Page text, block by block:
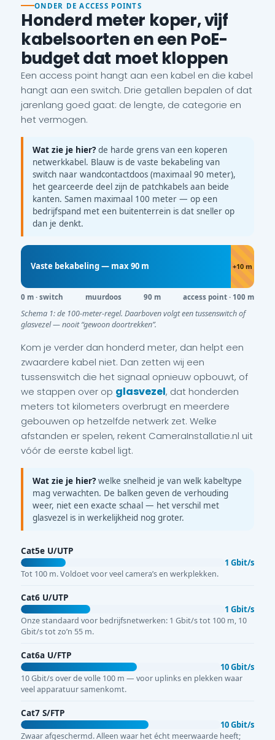
ONDER DE ACCESS POINTS
Honderd meter koper, vijf
kabelsoorten en een PoE-
budget dat moet kloppen
Een access point hangt aan een kabel en die kabel
hangt aan een switch. Drie getallen bepalen of dat
jarenlang goed gaat: de lengte, de categorie en
het vermogen.
Wat zie je hier? de harde grens van een koperen
netwerkkabel. Blauw is de vaste bekabeling van
switch naar wandcontactdoos (maximaal 90 meter),
het gearceerde deel zijn de patchkabels aan beide
kanten. Samen maximaal 100 meter — op een
bedrijfspand met een buitenterrein is dat sneller op
dan je denkt.
Vaste bekabeling — max 90 m +10 m
0 m · switch muurdoos 90 m access point · 100 m
Schema 1: de 100-meter-regel. Daarboven volgt een tussenswitch of
glasvezel — nooit “gewoon doortrekken”.
Kom je verder dan honderd meter, dan helpt een
zwaardere kabel niet. Dan zetten wij een
tussenswitch die het signaal opnieuw opbouwt, of
we stappen over op glasvezel, dat honderden
meters tot kilometers overbrugt en meerdere
gebouwen op hetzelfde netwerk zet. Welke
afstanden er spelen, rekent CameraInstallatie.nl uit
vóór de eerste kabel ligt.
Wat zie je hier? welke snelheid je van welk kabeltype
mag verwachten. De balken geven de verhouding
weer, niet een exacte schaal — het verschil met
glasvezel is in werkelijkheid nog groter.
Cat5e U/UTP
1 Gbit/s
Tot 100 m. Voldoet voor veel camera’s en werkplekken.
Cat6 U/UTP
1 Gbit/s
Onze standaard voor bedrijfsnetwerken: 1 Gbit/s tot 100 m, 10
Gbit/s tot zo’n 55 m.
Cat6a U/FTP
10 Gbit/s
10 Gbit/s over de volle 100 m — voor uplinks en plekken waar
veel apparatuur samenkomt.
Cat7 S/FTP
10 Gbit/s
Zwaar afgeschermd. Alleen waar het écht meerwaarde heeft;